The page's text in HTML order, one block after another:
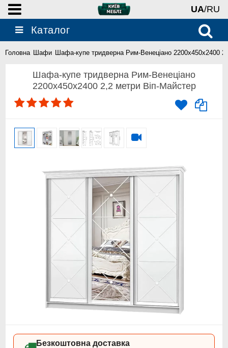
UA/RU
Каталог
Головна Шафи Шафа-купе тридверна Рим-Венеціано 2200x450x2400
Шафа-купе тридверна Рим-Венеціано
2200x450x2400 2,2 метри Віп-Майстер
Безкоштовна доставка